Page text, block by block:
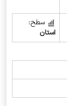
سطح:
استان